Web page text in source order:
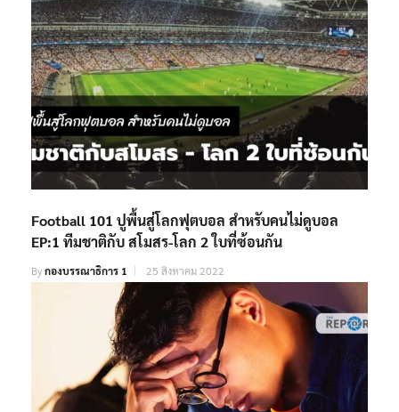
Football 101 ปูพื้นสู่โลกฟุตบอล สำหรับคนไม่ดูบอล
EP:1 ทีมชาติกับ สโมสร-โลก 2 ใบที่ซ้อนกัน
Byกองบรรณาธิการ 1 25 สิงหาคม 2022